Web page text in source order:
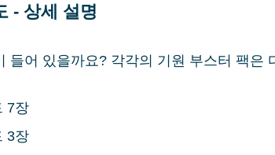
- 상세 설명
들어 있을까요? 각각의 기원 부스터 팩은
7장
3장